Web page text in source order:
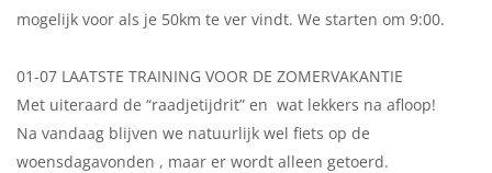
mogelijk voor als je 50km te ver vindt. We starten om 9:00.
01-07 LAATSTE TRAINING VOOR DE ZOMERVAKANTIE
Met uiteraard de “raadjetijdrit” en wat lekkers na afloop!
Na vandaag blijven we natuurlijk wel fiets op de
woensdagavonden , maar er wordt alleen getoerd.